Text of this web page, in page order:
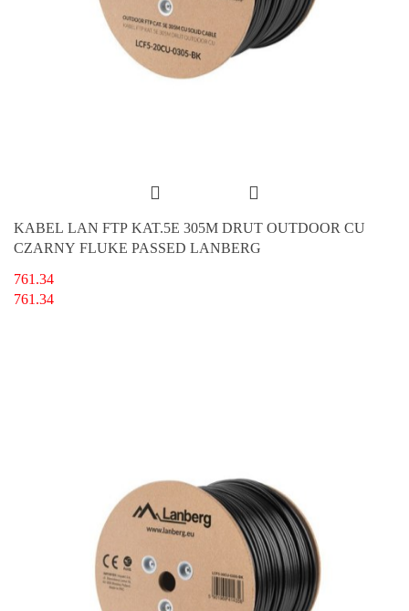
KABEL LAN FTP KAT.5E 305M DRUT OUTDOOR CU
CZARNY FLUKE PASSED LANBERG
761.34
761.34